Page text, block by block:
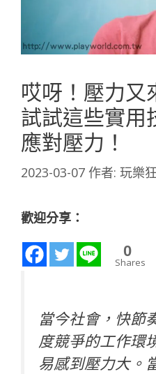
哎呀！壓力又
試試這些實用
應對壓力！
2023-03-07 作者: 玩樂
歡迎分享：
0
Shares
當今社會，快節
度競爭的工作環
易感到壓力大。